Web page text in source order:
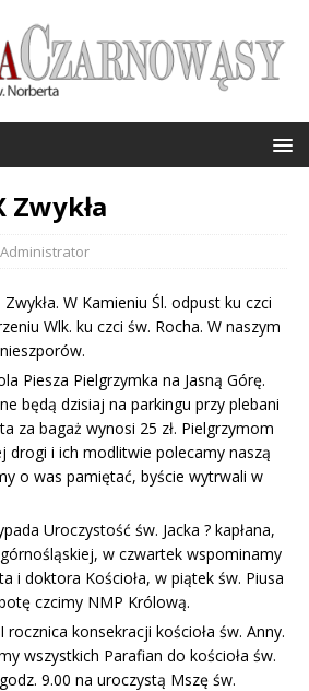
Zwykła
Administrator
W Kamieniu Śl. odpust ku czci
Wlk. ku czci św. Rocha. W naszym
Piesza Pielgrzymka na Jasną Górę.
będą dzisiaj na parkingu przy plebani
za bagaż wynosi 25 zł. Pielgrzymom
drogi i ich modlitwie polecamy naszą
o was pamiętać, byście wytrwali w
Uroczystość św. Jacka ? kapłana,
w czwartek wspominamy
i doktora Kościoła, w piątek św. Piusa
czcimy NMP Królową.
rocznica konsekracji kościoła św. Anny.
wszystkich Parafian do kościoła św.
9.00 na uroczystą Mszę św.